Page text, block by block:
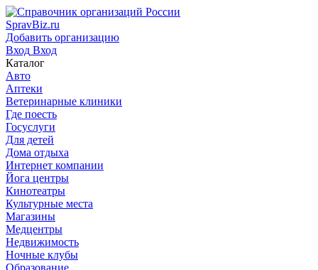
SpravBiz.ru
Добавить организацию
Вход Вход
Каталог
Авто
Аптеки
Ветеринарные клиники
Где поесть
Госуслуги
Для детей
Дома отдыха
Интернет компании
Йога центры
Кинотеатры
Культурные места
Магазины
Медцентры
Недвижимость
Ночные клубы
Образование